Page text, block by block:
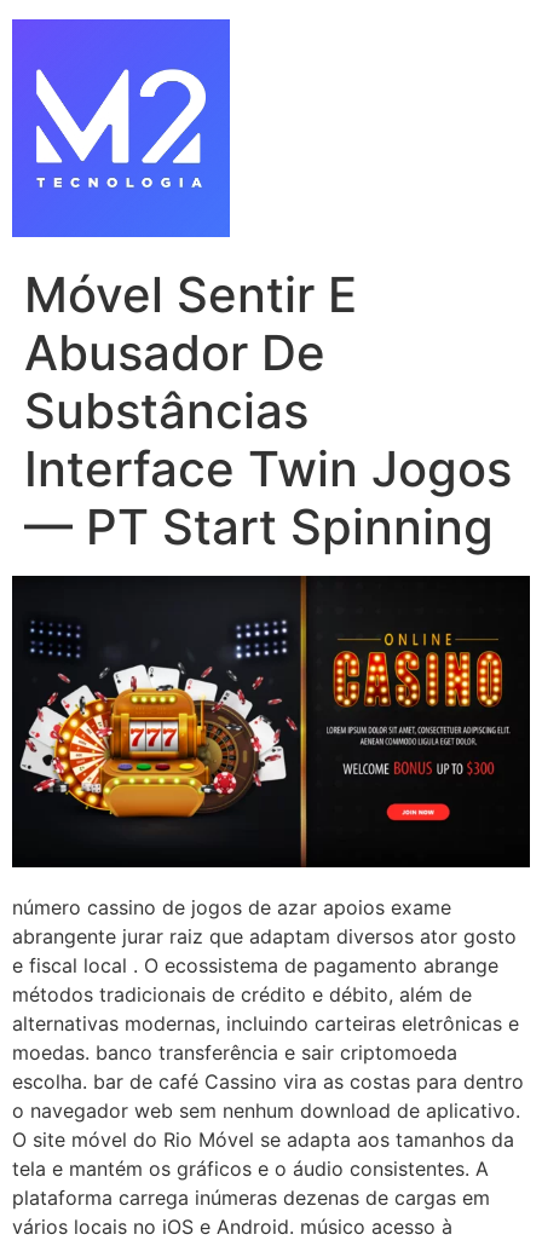
Móvel Sentir E
Abusador De
Substâncias
Interface Twin Jogos
— PT Start Spinning
número cassino de jogos de azar apoios exame
abrangente jurar raiz que adaptam diversos ator gosto
e fiscal local . O ecossistema de pagamento abrange
métodos tradicionais de crédito e débito, além de
alternativas modernas, incluindo carteiras eletrônicas e
moedas. banco transferência e sair criptomoeda
escolha. bar de café Cassino vira as costas para dentro
o navegador web sem nenhum download de aplicativo.
O site móvel do Rio Móvel se adapta aos tamanhos da
tela e mantém os gráficos e o áudio consistentes. A
plataforma carrega inúmeras dezenas de cargas em
vários locais no iOS e Android. músico acesso à